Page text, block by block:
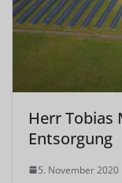
Herr Tobias
Entsorgung
5. November 2020